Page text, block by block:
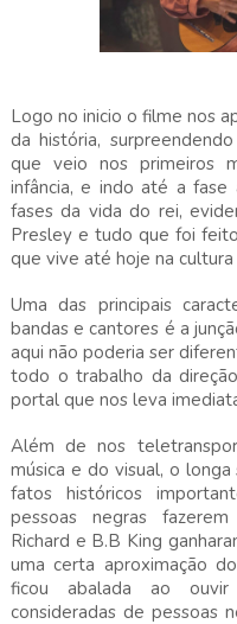
Logo no inicio o filme nos
da história,
que veio nos primeiros
infância, e indo até a
fases da vida do rei,
Presley e tudo que foi
que vive até hoje na cultura
Uma das principais
bandas e cantores é a
aqui não poderia ser
todo o trabalho da
portal que nos leva
Além de nos
música e do visual, o
fatos históricos
pessoas negras
Richard e B.B King
uma certa aproximação
ficou abalada ao ouvir
consideradas de pessoas